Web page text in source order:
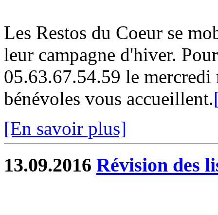
Les Restos du Coeur se
leur campagne d'hiver.
05.63.67.54.59 le mercredi
bénévoles vous accueillent.
[En savoir plus]
13.09.2016 Révision des